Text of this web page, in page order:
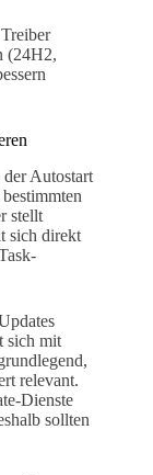
(24H2,
Autostart
stellt
sich direkt
sich mit
relevant.
Dienste
sollten